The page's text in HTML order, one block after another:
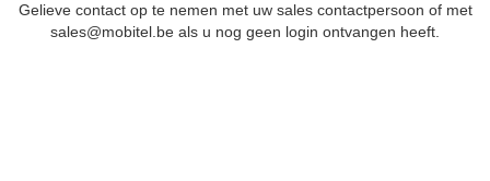
Gelieve contact op te nemen met uw sales contactpersoon of met
sales@mobitel.be als u nog geen login ontvangen heeft.